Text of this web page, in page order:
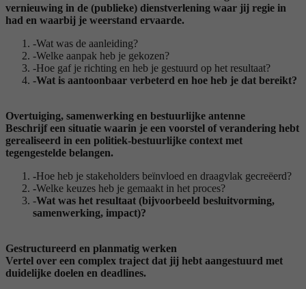
vernieuwing in de (publieke) dienstverlening waar jij regie in
had en waarbij je weerstand ervaarde.
-Wat was de aanleiding?
-Welke aanpak heb je gekozen?
-Hoe gaf je richting en heb je gestuurd op het resultaat?
-Wat is aantoonbaar verbeterd en hoe heb je dat bereikt?
Overtuiging, samenwerking en bestuurlijke antenne
Beschrijf een situatie waarin je een voorstel of verandering hebt
gerealiseerd in een politiek-bestuurlijke context met
tegengestelde belangen.
-Hoe heb je stakeholders beïnvloed en draagvlak gecreëerd?
-Welke keuzes heb je gemaakt in het proces?
-Wat was het resultaat (bijvoorbeeld besluitvorming,
samenwerking, impact)?
Gestructureerd en planmatig werken
Vertel over een complex traject dat jij hebt aangestuurd met
duidelijke doelen en deadlines.